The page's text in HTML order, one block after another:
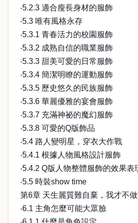
‧5.2.3 適合瘦長身材的服飾
‧5.3 唯有風格永存
‧5.3.1 青春活力的校園服飾
‧5.3.2 成熟自信的職業服飾
‧5.3.3 甜美可愛的日常服飾
‧5.3.4 簡潔明瞭的運動服飾
‧5.3.5 歷史悠久的民族服飾
‧5.3.6 華麗優雅的宴會服飾
‧5.3.7 充滿神祕的魔幻服飾
‧5.3.8 可愛的Q版飾品
‧5.4 路人變明星，穿衣大作戰
‧5.4.1 根據人物風格設計服飾
‧5.4.2 Q版人物整體服飾的效果表
‧5.5 時裝show time
第6章 天生麗質難自棄，我才不做
‧6.1 主角怎麼可能大眾臉